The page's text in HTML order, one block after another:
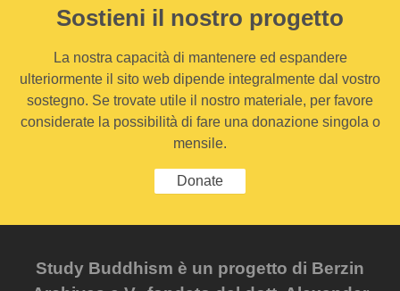
Sostieni il nostro progetto
La nostra capacità di mantenere ed espandere
ulteriormente il sito web dipende integralmente dal vostro
sostegno. Se trovate utile il nostro materiale, per favore
considerate la possibilità di fare una donazione singola o
mensile.
Donate
Study Buddhism è un progetto di Berzin